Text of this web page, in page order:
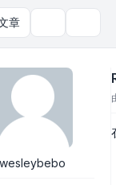
章
wesleybebo